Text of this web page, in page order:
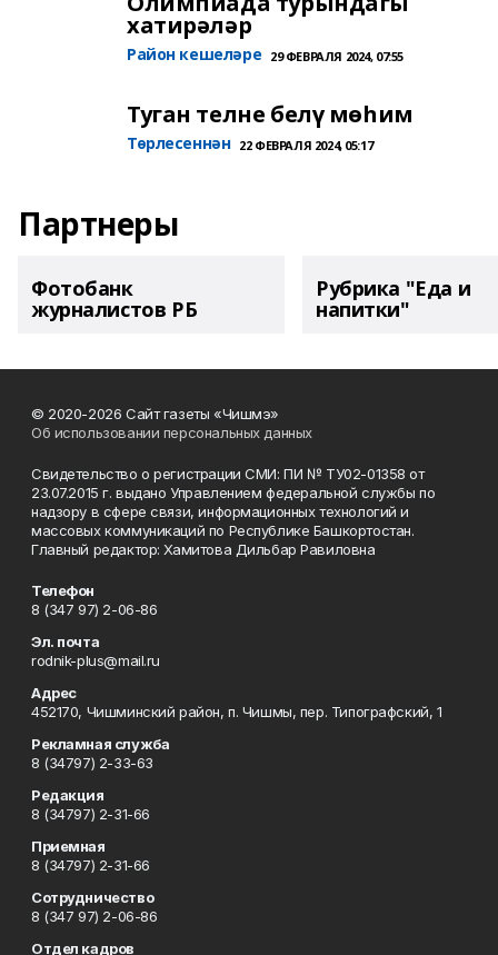
хатирәләр
Район кешеләре 29 ФЕВРАЛЯ 2024, 07:55
Туган телне белү мөһим
Төрлесеннән 22 ФЕВРАЛЯ 2024, 05:17
Партнеры
Фотобанк
журналистов РБ
Рубрика "Еда и
напитки"
© 2020-2026 Сайт газеты «Чишмэ»
Об использовании персональных данных
Свидетельство о регистрации СМИ: ПИ № ТУ02-01358 от
23.07.2015 г. выдано Управлением федеральной службы по
надзору в сфере связи, информационных технологий и
массовых коммуникаций по Республике Башкортостан.
Главный редактор: Хамитова Дильбар Равиловна
Телефон
8 (347 97) 2-06-86
Эл. почта
rodnik-plus@mail.ru
Адрес
452170, Чишминский район, п. Чишмы, пер. Типографский, 1
Рекламная служба
8 (34797) 2-33-63
Редакция
8 (34797) 2-31-66
Приемная
8 (34797) 2-31-66
Сотрудничество
8 (347 97) 2-06-86
Отдел кадров